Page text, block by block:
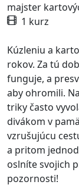
majster
1 kurz
Kúzleniu a
rokov. Za tú
funguje, a
aby ohromili.
triky často
divákom v
vzrušujúcu
a pritom
oslníte svojich
pozornosti!